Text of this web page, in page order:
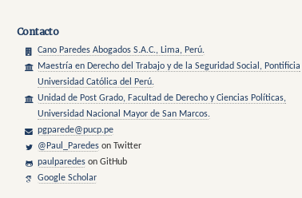
Contacto
Cano Paredes Abogados S.A.C., Lima, Perú.
Maestría en Derecho del Trabajo y de la Seguridad Social, Pontificia
Universidad Católica del Perú.
Unidad de Post Grado, Facultad de Derecho y Ciencias Políticas,
Universidad Nacional Mayor de San Marcos.
pgparede@pucp.pe
@Paul_Paredeson Twitter
paulparedeson GitHub
Google Scholar